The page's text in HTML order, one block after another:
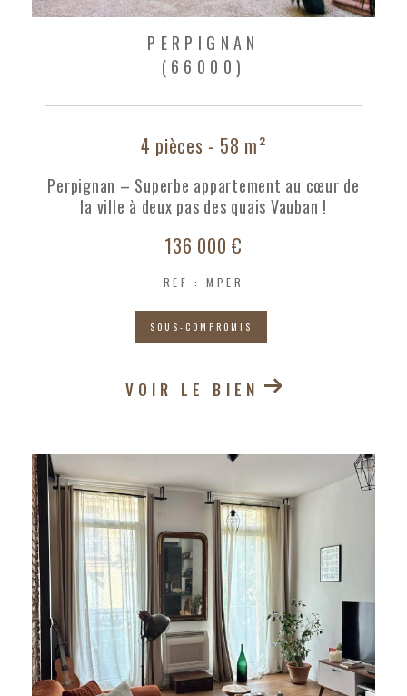
PERPIGNAN
(66000)
4 pièces - 58 m²
Perpignan – Superbe appartement au cœur de
la ville à deux pas des quais Vauban !
136 000 €
REF : MPER
SOUS-COMPROMIS
VOIR LE BIEN